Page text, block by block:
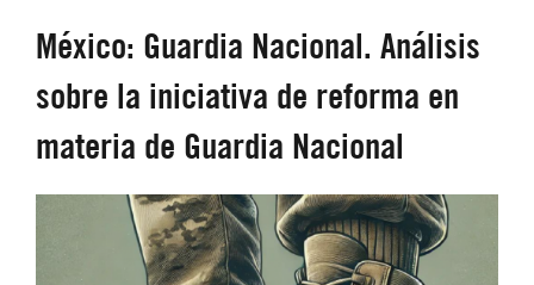
México: Guardia Nacional. Análisis
sobre la iniciativa de reforma en
materia de Guardia Nacional